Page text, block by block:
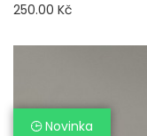
250.00 Kč
Novinka